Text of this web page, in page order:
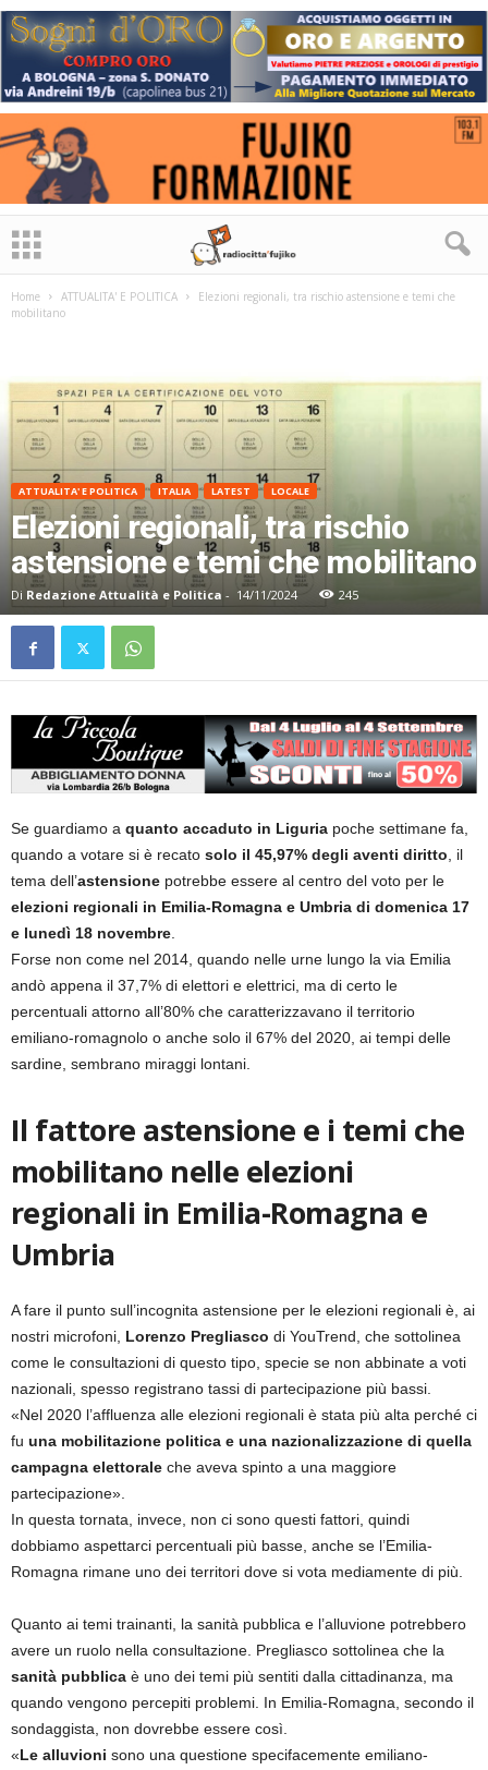
Home ATTUALITA' E POLITICA
Elezioni regionali, tra rischio astensione e temi che
mobilitano
ATTUALITA' E POLITICA ITALIA LATEST LOCALE
Elezioni regionali, tra rischio
astensione e temi che mobilitano
Di Redazione Attualità e Politica - 14/11/2024 245
Se guardiamo a quanto accaduto in Liguria poche settimane fa,
quando a votare si è recato solo il 45,97% degli aventi diritto, il
tema dell’astensione potrebbe essere al centro del voto per le
elezioni regionali in Emilia-Romagna e Umbria di domenica 17
e lunedì 18 novembre.
Forse non come nel 2014, quando nelle urne lungo la via Emilia
andò appena il 37,7% di elettori e elettrici, ma di certo le
percentuali attorno all’80% che caratterizzavano il territorio
emiliano-romagnolo o anche solo il 67% del 2020, ai tempi delle
sardine, sembrano miraggi lontani.
Il fattore astensione e i temi che
mobilitano nelle elezioni
regionali in Emilia-Romagna e
Umbria
A fare il punto sull’incognita astensione per le elezioni regionali è, ai
nostri microfoni, Lorenzo Pregliasco di YouTrend, che sottolinea
come le consultazioni di questo tipo, specie se non abbinate a voti
nazionali, spesso registrano tassi di partecipazione più bassi.
«Nel 2020 l’affluenza alle elezioni regionali è stata più alta perché ci
fu una mobilitazione politica e una nazionalizzazione di quella
campagna elettorale che aveva spinto a una maggiore
partecipazione».
In questa tornata, invece, non ci sono questi fattori, quindi
dobbiamo aspettarci percentuali più basse, anche se l’Emilia-
Romagna rimane uno dei territori dove si vota mediamente di più.
Quanto ai temi trainanti, la sanità pubblica e l’alluvione potrebbero
avere un ruolo nella consultazione. Pregliasco sottolinea che la
sanità pubblica è uno dei temi più sentiti dalla cittadinanza, ma
quando vengono percepiti problemi. In Emilia-Romagna, secondo il
sondaggista, non dovrebbe essere così.
«Le alluvioni sono una questione specifacemente emiliano-